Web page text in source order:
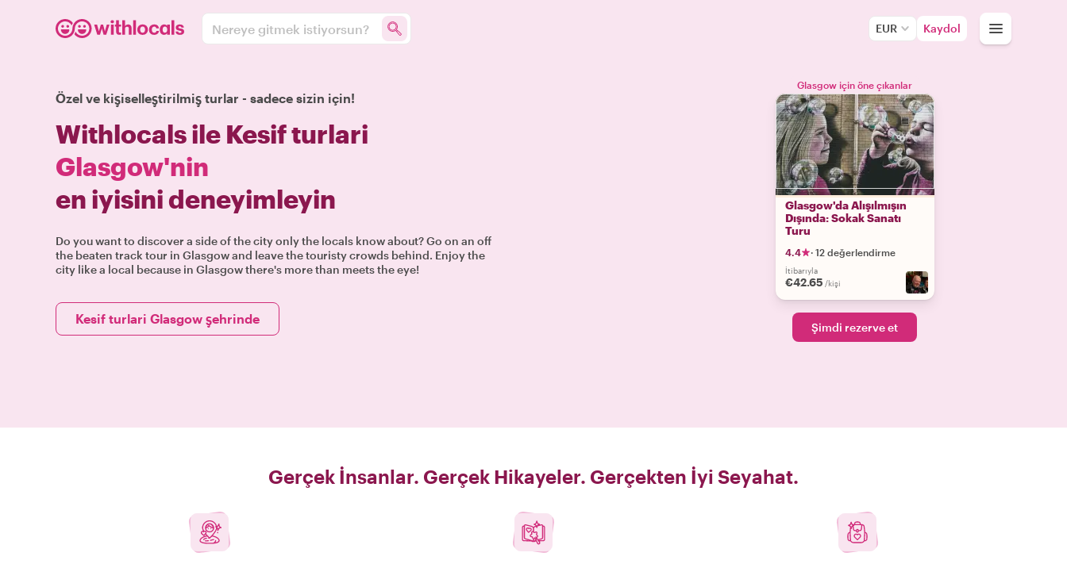
Nereye gitmek istiyorsun? EUR Kaydol
Özel ve kişiselleştirilmiş turlar - sadece sizin için!
Withlocals ile Kesif turlari
Glasgow'nin
en iyisini deneyimleyin
Do you want to discover a side of the city only the locals know about? Go on an off
the beaten track tour in Glasgow and leave the touristy crowds behind. Enjoy the
city like a local because in Glasgow there's more than meets the eye!
Kesif turlari Glasgow şehrinde
Glasgow için öne çıkanlar
Glasgow'da Alışılmışın
Dışında: Sokak Sanatı
Turu
4.4 · 12 değerlendirme
İtibarıyla
€42.65 /kişi
Şimdi rezerve et
Gerçek İnsanlar. Gerçek Hikayeler. Gerçekten İyi Seyahat.